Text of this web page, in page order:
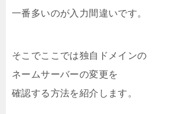
一番多いのが入力間違いです。
そこでここでは独自ドメインの
ネームサーバーの変更を
確認する方法を紹介します。